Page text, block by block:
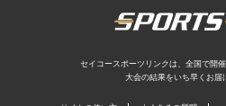
セイコースポーツリンクは、全国で開
大会の結果をいち早くお届